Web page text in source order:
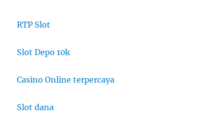
RTP Slot
Slot Depo 10k
Casino Online terpercaya
Slot dana